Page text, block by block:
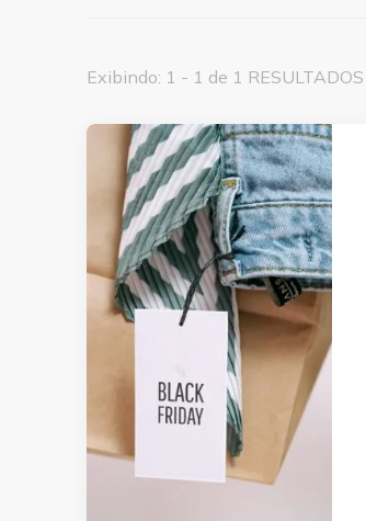
Exibindo: 1 - 1 de 1 RESULTADOS